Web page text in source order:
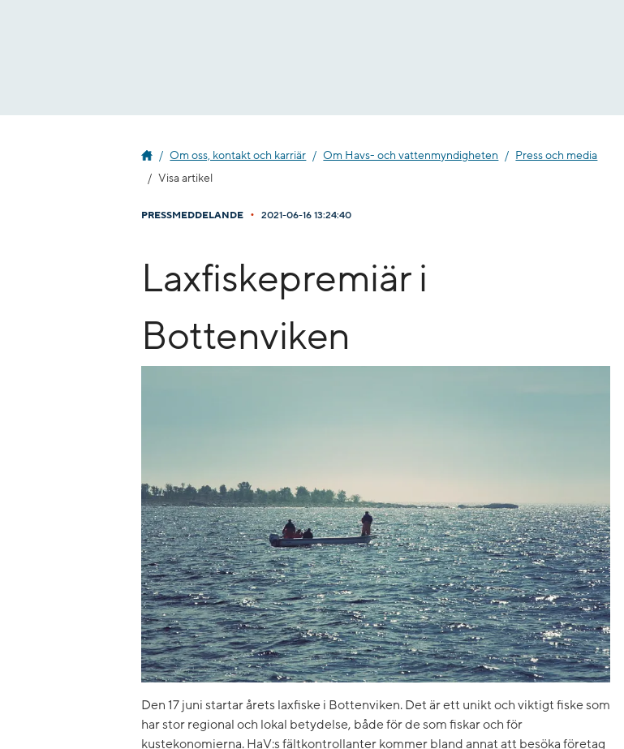
Om oss, kontakt och karriär Om Havs- och vatten­myndigheten
Press och media
Visa artikel
PRESSMEDDELANDE • 2021-06-16 13:24:40
Laxfiskepremiär i
Bottenviken
Den 17 juni startar årets laxfiske i Bottenviken. Det är ett unikt och viktigt fiske som
har stor regional och lokal betydelse, både för de som fiskar och för
kustekonomierna. HaV:s fältkontrollanter kommer bland annat att besöka företag